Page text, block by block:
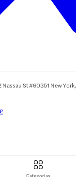
Categorias
St #60351 New